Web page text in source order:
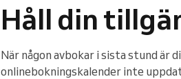
Håll din
När någon avbokar i sista stund är
onlinebokningskalender inte